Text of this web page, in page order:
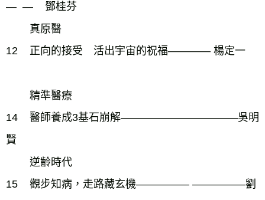
― ― 鄧桂芬
真原醫
12
正向的接受 活出宇宙的祝福―――― 楊定一
精準醫療
14
醫師養成3基石崩解―――――――――――吳明
賢
逆齡時代
15
觀步知病，走路藏玄機――――― ―――――劉